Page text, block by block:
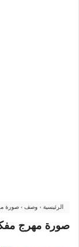
الرئيسية › وصف › صورة
صورة مهرج